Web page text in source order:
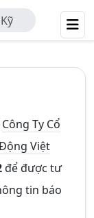
Công Ty Cổ
Việt
để được tư
tin báo